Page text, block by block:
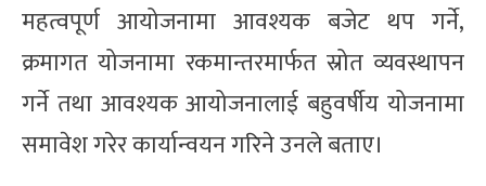
महत्वपूर्ण आयोजनामा आवश्यक बजेट थप गर्ने,
क्रमागत योजनामा रकमान्तरमार्फत स्रोत व्यवस्थापन
गर्ने तथा आवश्यक आयोजनालाई बहुवर्षीय योजनामा
समावेश गरेर कार्यान्वयन गरिने उनले बताए।